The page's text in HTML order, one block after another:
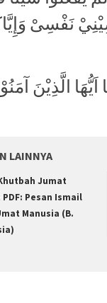
نَفْسِىْ
الَّذِيْنَ
LAINNYA
Jumat
Pesan Ismail
Manusia (B.